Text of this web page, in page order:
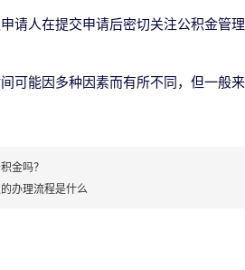
请人在提交申请后密切关注公积金管
可能因多种因素而有所不同，但一般来
金吗？
办理流程是什么